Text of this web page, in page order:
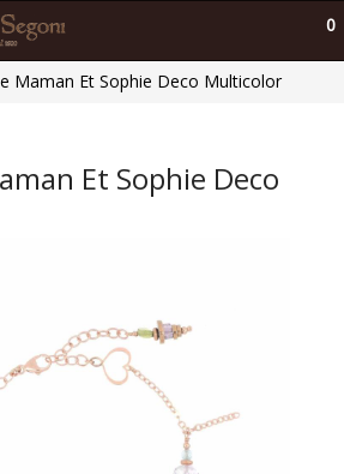
0
Maman Et Sophie Deco Multicolor
Et Sophie Deco